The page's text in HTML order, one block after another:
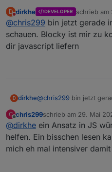
ich noch nicht.... :-) )
sowas wie
funktiniert
Tag....
Könntest Du mir noch
D
Nicht stören
dirkhe DEVELOPER schrieb am
zuletzt
@chris299 bin jetzt gerade
schauen. Blocky ist mir zu
dir javascript liefern
D dirkhe@chris299 bin jetzt
dir javascript liefern
C
Offline
chris299schrieb am 29. Mai
zuletzt editiert von
@dirkhe ein Ansatz in JS
helfen. Ein bisschen lesen
mich eh mal intensiver